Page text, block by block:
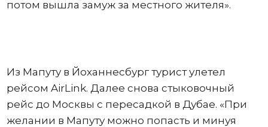
потом вышла замуж за местного жителя».
Из Мапуту в Йоханнесбург турист улетел
рейсом AirLink. Далее снова стыковочный
рейс до Москвы с пересадкой в Дубае. «При
желании в Мапуту можно попасть и минуя